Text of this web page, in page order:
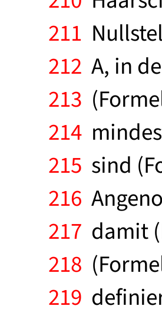
211
212 A, in
213
214
215 sind
216
217 damit
218
219